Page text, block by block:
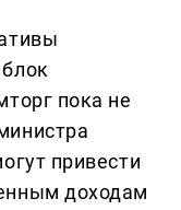
пока не
привести
доходам